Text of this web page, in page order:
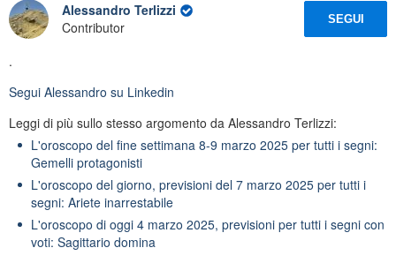
Alessandro Terlizzi
Contributor
SEGUI
.
Segui Alessandro su Linkedin
Leggi di più sullo stesso argomento da Alessandro Terlizzi:
L'oroscopo del fine settimana 8-9 marzo 2025 per tutti i segni:
Gemelli protagonisti
L'oroscopo del giorno, previsioni del 7 marzo 2025 per tutti i
segni: Ariete inarrestabile
L'oroscopo di oggi 4 marzo 2025, previsioni per tutti i segni con
voti: Sagittario domina